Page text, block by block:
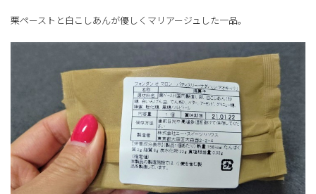
栗ペーストと白こしあんが優しくマリアージュした一品。